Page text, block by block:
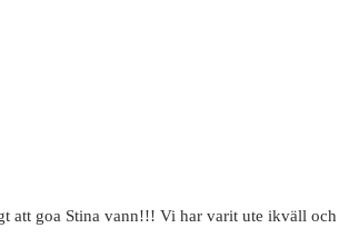
att goa Stina vann!!! Vi har varit ute ikväll och